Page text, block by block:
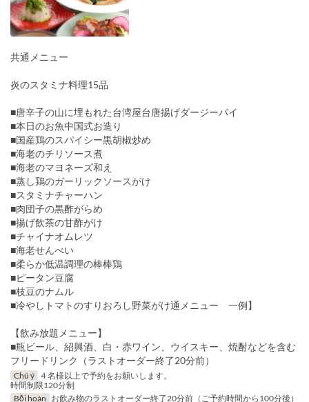
共通メニュー
炎のスタミナ料理15品
■唐辛子の山に埋もれた台湾屋台唐揚げダージーパイ
■本日のお魚中国式お造り
■国産鶏のスパイシー黒胡椒炒め
■海老のチリソース煮
■海老のマヨネーズ和え
■蒸し鶏のガーリックソースがけ
■スタミナチャーハン
■肉団子の黒酢がらめ
■揚げ飲茶の甘酢がけ
■チャイナオムレツ
■海老せんべい
■柔らか低温調理の棒棒鶏
■ピータン豆腐
■枝豆のナムル
■冷やしトマトのすりおろし野菜がけ通メニュー 一例】
【飲み放題メニュー】
■瓶ビール、紹興酒、白・赤ワイン、ウイスキー、焼酎などを含む
フリードリンク（ラストオーダー終了20分前）
Chú ý
４名様以上で予約をお願いします。
時間制限120分制
Bồi hoàn お飲み物のラストオーダー終了20分前（ご予約時間から100分後）